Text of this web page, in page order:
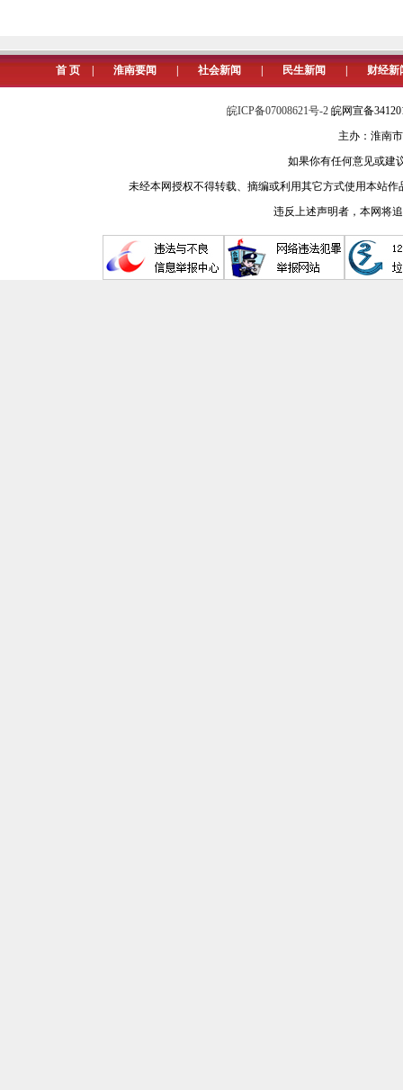
首 页 淮南要闻 社会新闻 民生新闻 财经新
皖ICP备07008621号-2 皖网宣备
主办：淮南
如果你有任何意见或建
未经本网授权不得转载、摘编或利用其它方式使用本站
违反上述声明者，本网将